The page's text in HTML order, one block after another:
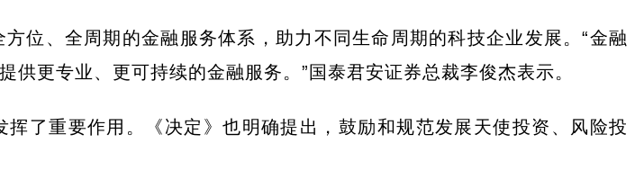
位、全周期的金融服务体系，助力不同生命周期的科技企业发展。“金融
更专业、更可持续的金融服务。”国泰君安证券总裁李俊杰表示。
了重要作用。《决定》也明确提出，鼓励和规范发展天使投资、风险投